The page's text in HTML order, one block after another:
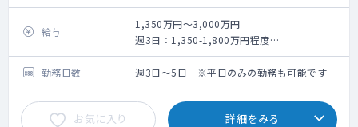
2診の場合：外来患者対応数：新規患者30〜
40名/日 再診患者20~30名/日
体制：
・看護師・レントゲン技師・クラーク3-4人で
サポートしていきますので、診療に集中でき
る環境
・看護師にも研修制度あり
・エコー（各診察室、リハビリ室にある）、
給与
1,350万円～3,000万円
週3日：1,350-1,800万円程度
週4日：1,800-2,400万円程度
週5日：2,250-3,000万円程度
※面談後の提示となります。
勤務日数 週3日～5日 ※平日のみの勤務も可能です
お気に入り 詳細をみる